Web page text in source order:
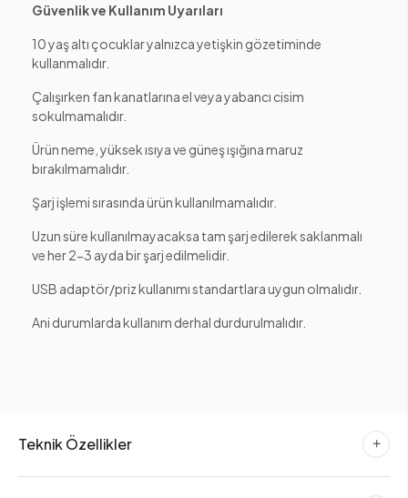
Güvenlik ve Kullanım Uyarıları
10 yaş altı çocuklar yalnızca yetişkin gözetiminde
kullanmalıdır.
Çalışırken fan kanatlarına el veya yabancı cisim
sokulmamalıdır.
Ürün neme, yüksek ısıya ve güneş ışığına maruz
bırakılmamalıdır.
Şarj işlemi sırasında ürün kullanılmamalıdır.
Uzun süre kullanılmayacaksa tam şarj edilerek saklanmalı
ve her 2-3 ayda bir şarj edilmelidir.
USB adaptör/priz kullanımı standartlara uygun olmalıdır.
Ani durumlarda kullanım derhal durdurulmalıdır.
Teknik Özellikler